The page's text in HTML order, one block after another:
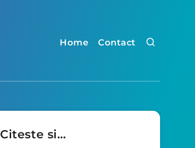
Home Contact
Citeste si…